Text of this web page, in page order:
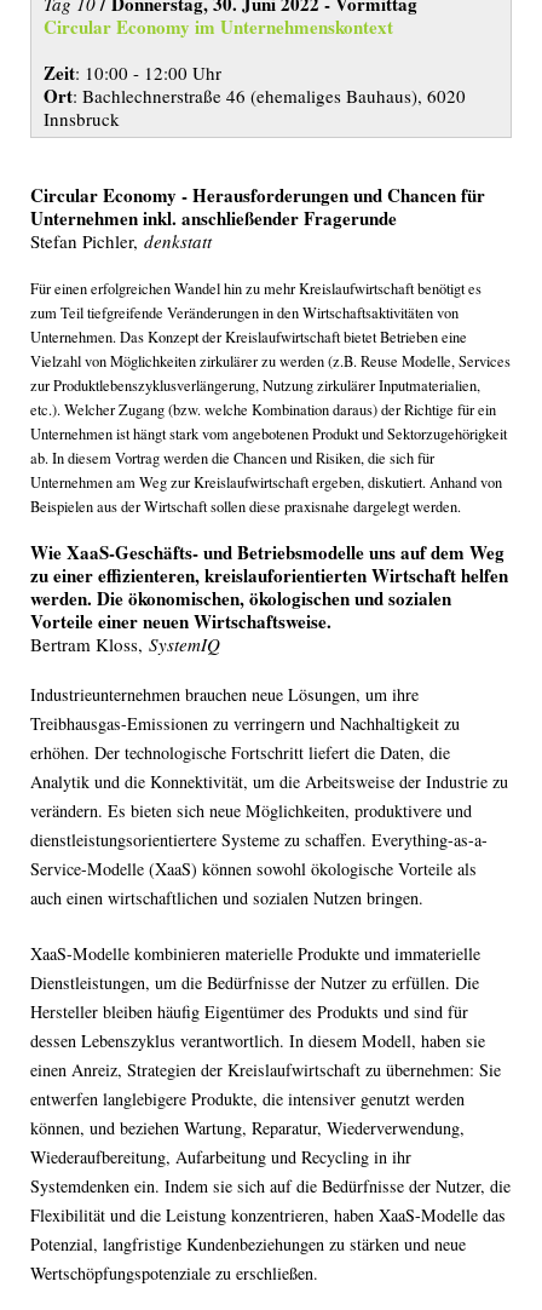
Circular Economy im Unternehmenskontext
Zeit: 10:00 - 12:00 Uhr
Ort: Bachlechnerstraße 46 (ehemaliges Bauhaus), 6020
Innsbruck
Circular Economy - Herausforderungen und Chancen für
Unternehmen inkl. anschließender Fragerunde
Stefan Pichler, denkstatt
Für einen erfolgreichen Wandel hin zu mehr Kreislaufwirtschaft benötigt es
zum Teil tiefgreifende Veränderungen in den Wirtschaftsaktivitäten von
Unternehmen. Das Konzept der Kreislaufwirtschaft bietet Betrieben eine
Vielzahl von Möglichkeiten zirkulärer zu werden (z.B. Reuse Modelle, Services
zur Produktlebenszyklusverlängerung, Nutzung zirkulärer Inputmaterialien,
etc.). Welcher Zugang (bzw. welche Kombination daraus) der Richtige für ein
Unternehmen ist hängt stark vom angebotenen Produkt und Sektorzugehörigkeit
ab. In diesem Vortrag werden die Chancen und Risiken, die sich für
Unternehmen am Weg zur Kreislaufwirtschaft ergeben, diskutiert. Anhand von
Beispielen aus der Wirtschaft sollen diese praxisnahe dargelegt werden.
Wie XaaS-Geschäfts- und Betriebsmodelle uns auf dem Weg
zu einer effizienteren, kreislauforientierten Wirtschaft helfen
werden. Die ökonomischen, ökologischen und sozialen
Vorteile einer neuen Wirtschaftsweise.
Bertram Kloss, SystemIQ
Industrieunternehmen brauchen neue Lösungen, um ihre
Treibhausgas-Emissionen zu verringern und Nachhaltigkeit zu
erhöhen. Der technologische Fortschritt liefert die Daten, die
Analytik und die Konnektivität, um die Arbeitsweise der Industrie zu
verändern. Es bieten sich neue Möglichkeiten, produktivere und
dienstleistungsorientiertere Systeme zu schaffen. Everything-as-a-
Service-Modelle (XaaS) können sowohl ökologische Vorteile als
auch einen wirtschaftlichen und sozialen Nutzen bringen.
XaaS-Modelle kombinieren materielle Produkte und immaterielle
Dienstleistungen, um die Bedürfnisse der Nutzer zu erfüllen. Die
Hersteller bleiben häufig Eigentümer des Produkts und sind für
dessen Lebenszyklus verantwortlich. In diesem Modell, haben sie
einen Anreiz, Strategien der Kreislaufwirtschaft zu übernehmen: Sie
entwerfen langlebigere Produkte, die intensiver genutzt werden
können, und beziehen Wartung, Reparatur, Wiederverwendung,
Wiederaufbereitung, Aufarbeitung und Recycling in ihr
Systemdenken ein. Indem sie sich auf die Bedürfnisse der Nutzer, die
Flexibilität und die Leistung konzentrieren, haben XaaS-Modelle das
Potenzial, langfristige Kundenbeziehungen zu stärken und neue
Wertschöpfungspotenziale zu erschließen.